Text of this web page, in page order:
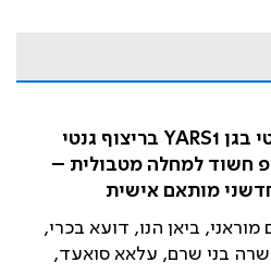
איתור של שינוי הומוזיגוטי בגן YARS1 בריצוף גנטי
חשוד למחלה מטבולית –
מותאם אישית
ביאן הנו, דועא בכרי,
שרה בני שרם, עלאא סואעד,